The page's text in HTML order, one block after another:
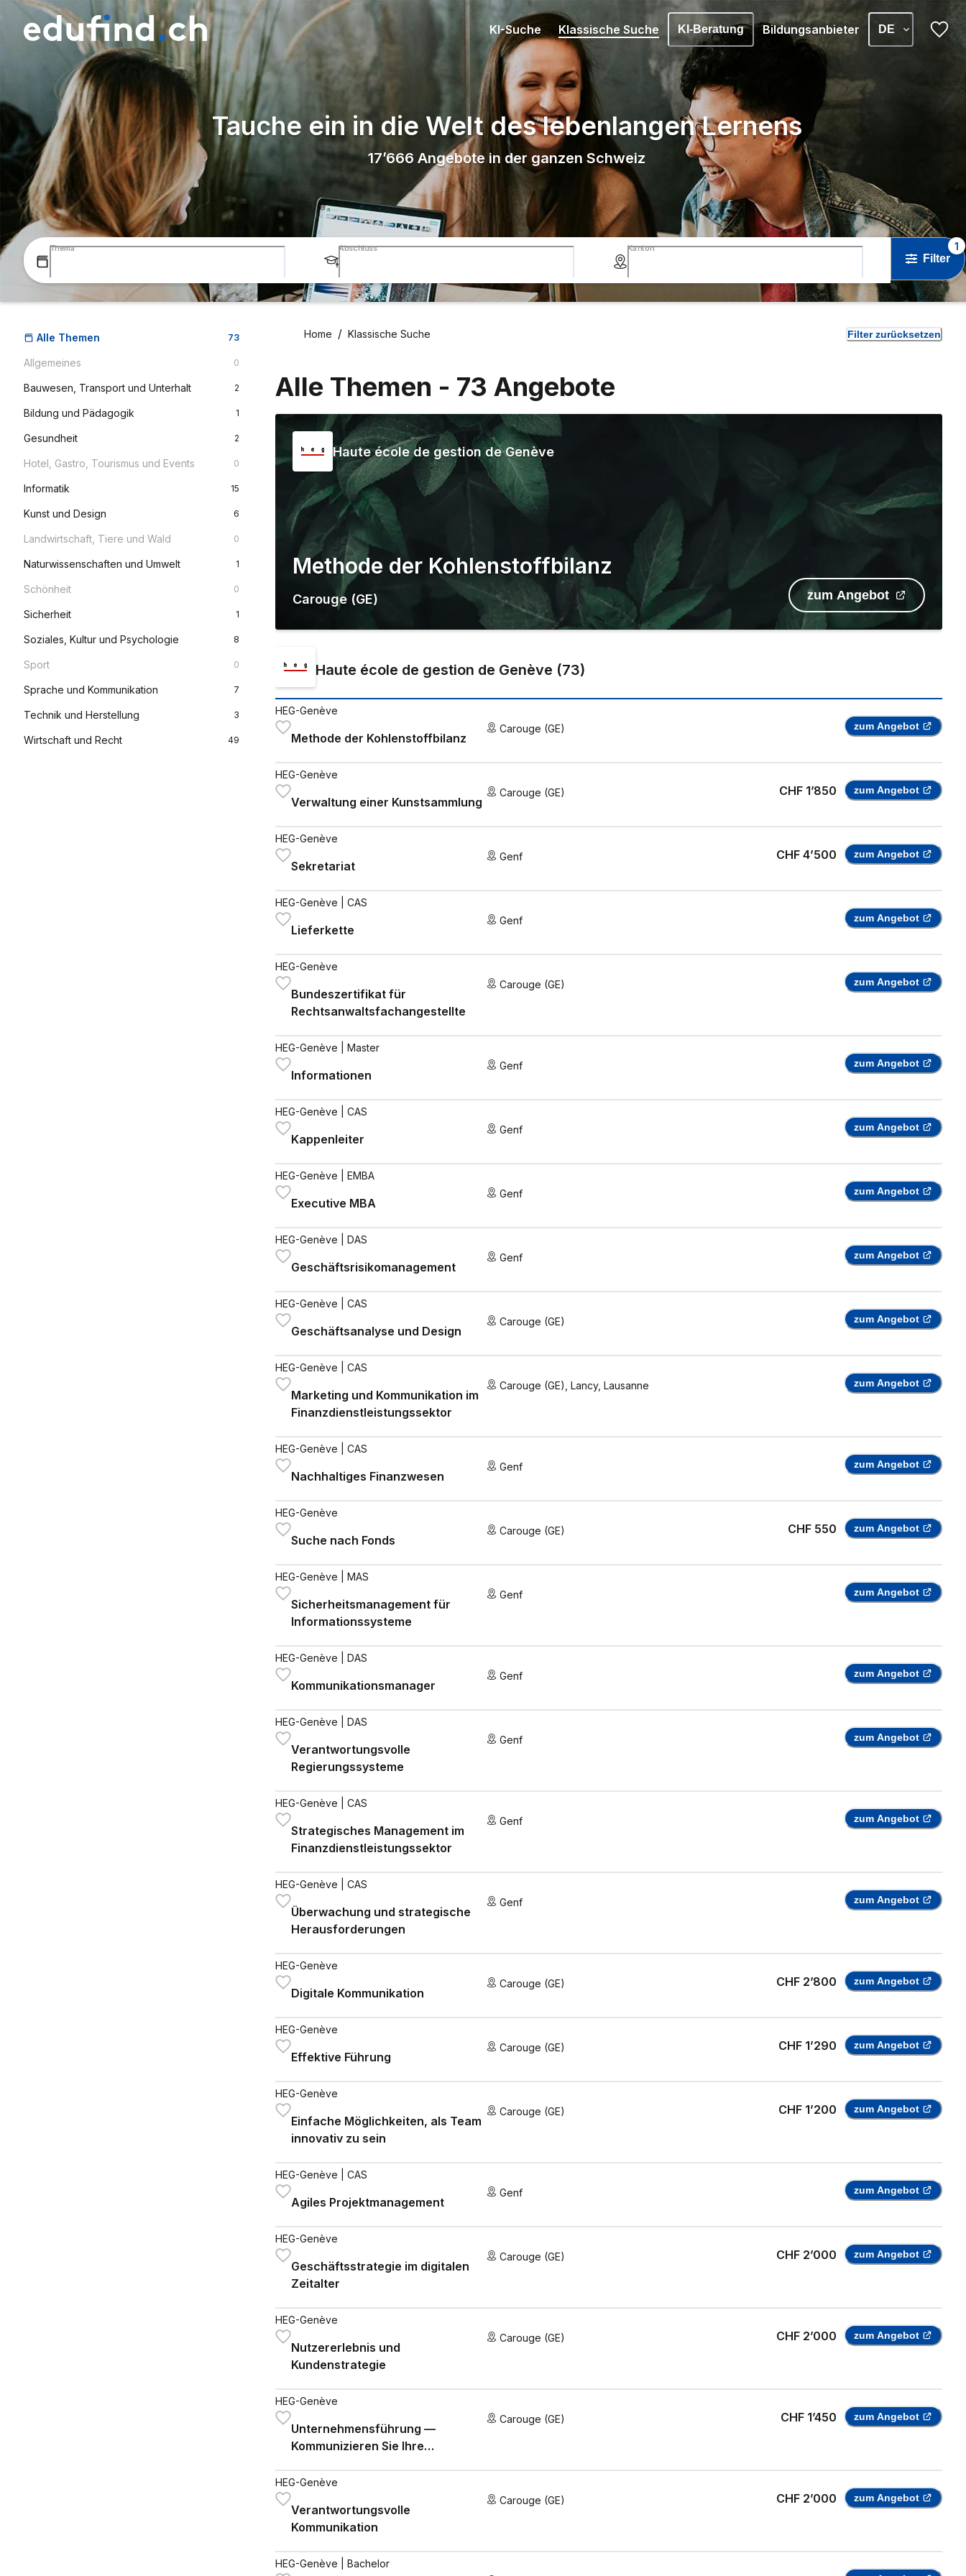
KI-Suche Klassische Suche KI-Beratung Bildungsanbieter DE
Tauche ein in die Welt des lebenlangen Lernens
17’666 Angebote in der ganzen Schweiz
Thema Abschluss Kanton
Filter
1
Alle Themen 73
Allgemeines 0
Bauwesen, Transport und Unterhalt 2
Bildung und Pädagogik 1
Gesundheit 2
Hotel, Gastro, Tourismus und Events 0
Informatik 15
Kunst und Design 6
Landwirtschaft, Tiere und Wald 0
Naturwissenschaften und Umwelt 1
Schönheit 0
Sicherheit 1
Soziales, Kultur und Psychologie 8
Sport 0
Sprache und Kommunikation 7
Technik und Herstellung 3
Wirtschaft und Recht 49
Home Klassische Suche Filter zurücksetzen
Alle Themen - 73 Angebote
Haute école de gestion de Genève
Methode der Kohlenstoffbilanz
Carouge (GE) zum Angebot
Haute école de gestion de Genève (73)
HEG-Genève
Methode der Kohlenstoffbilanz
Carouge (GE) zum Angebot
HEG-Genève
Verwaltung einer Kunstsammlung
Carouge (GE) CHF 1’850 zum Angebot
HEG-Genève
Sekretariat
Genf CHF 4’500 zum Angebot
HEG-Genève | CAS
Lieferkette
Genf zum Angebot
HEG-Genève
Bundeszertifikat für
Rechtsanwaltsfachangestellte
Carouge (GE) zum Angebot
HEG-Genève | Master
Informationen
Genf zum Angebot
HEG-Genève | CAS
Kappenleiter
Genf zum Angebot
HEG-Genève | EMBA
Executive MBA
Genf zum Angebot
HEG-Genève | DAS
Geschäftsrisikomanagement
Genf zum Angebot
HEG-Genève | CAS
Geschäftsanalyse und Design
Carouge (GE) zum Angebot
HEG-Genève | CAS
Marketing und Kommunikation im
Finanzdienstleistungssektor
Carouge (GE) ,Lancy,Lausanne zum Angebot
HEG-Genève | CAS
Nachhaltiges Finanzwesen
Genf zum Angebot
HEG-Genève
Suche nach Fonds
Carouge (GE) CHF 550 zum Angebot
HEG-Genève | MAS
Sicherheitsmanagement für
Informationssysteme
Genf zum Angebot
HEG-Genève | DAS
Kommunikationsmanager
Genf zum Angebot
HEG-Genève | DAS
Verantwortungsvolle
Regierungssysteme
Genf zum Angebot
HEG-Genève | CAS
Strategisches Management im
Finanzdienstleistungssektor
Genf zum Angebot
HEG-Genève | CAS
Überwachung und strategische
Herausforderungen
Genf zum Angebot
HEG-Genève
Digitale Kommunikation
Carouge (GE) CHF 2’800 zum Angebot
HEG-Genève
Effektive Führung
Carouge (GE) CHF 1’290 zum Angebot
HEG-Genève
Einfache Möglichkeiten, als Team
innovativ zu sein
Carouge (GE) CHF 1’200 zum Angebot
HEG-Genève | CAS
Agiles Projektmanagement
Genf zum Angebot
HEG-Genève
Geschäftsstrategie im digitalen
Zeitalter
Carouge (GE) CHF 2’000 zum Angebot
HEG-Genève
Nutzererlebnis und
Kundenstrategie
Carouge (GE) CHF 2’000 zum Angebot
HEG-Genève
Unternehmensführung —
Kommunizieren Sie Ihre
Carouge (GE) CHF 1’450 zum Angebot
HEG-Genève
Verantwortungsvolle
Kommunikation
Carouge (GE) CHF 2’000 zum Angebot
HEG-Genève | Bachelor